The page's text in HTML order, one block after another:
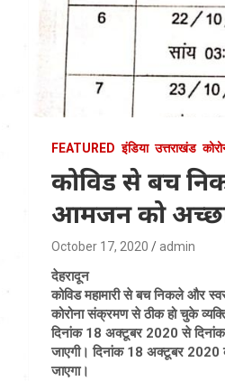
FEATURED इंडिया उत्तराखंड
कोविड से बच
आमजन को अच्छा
October 17, 2020 admin
देहरादून
कोविड महामारी से बच निकले और
कोरोना संक्रमण से ठीक हो चुके
दिनांक 18 अक्टूबर 2020 से
जाएगी। दिनांक 18 अक्टूबर 2020
जाएगा।